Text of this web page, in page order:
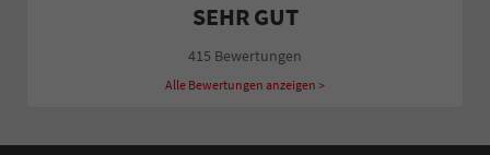
SEHR GUT
415 Bewertungen
Alle Bewertungen anzeigen >